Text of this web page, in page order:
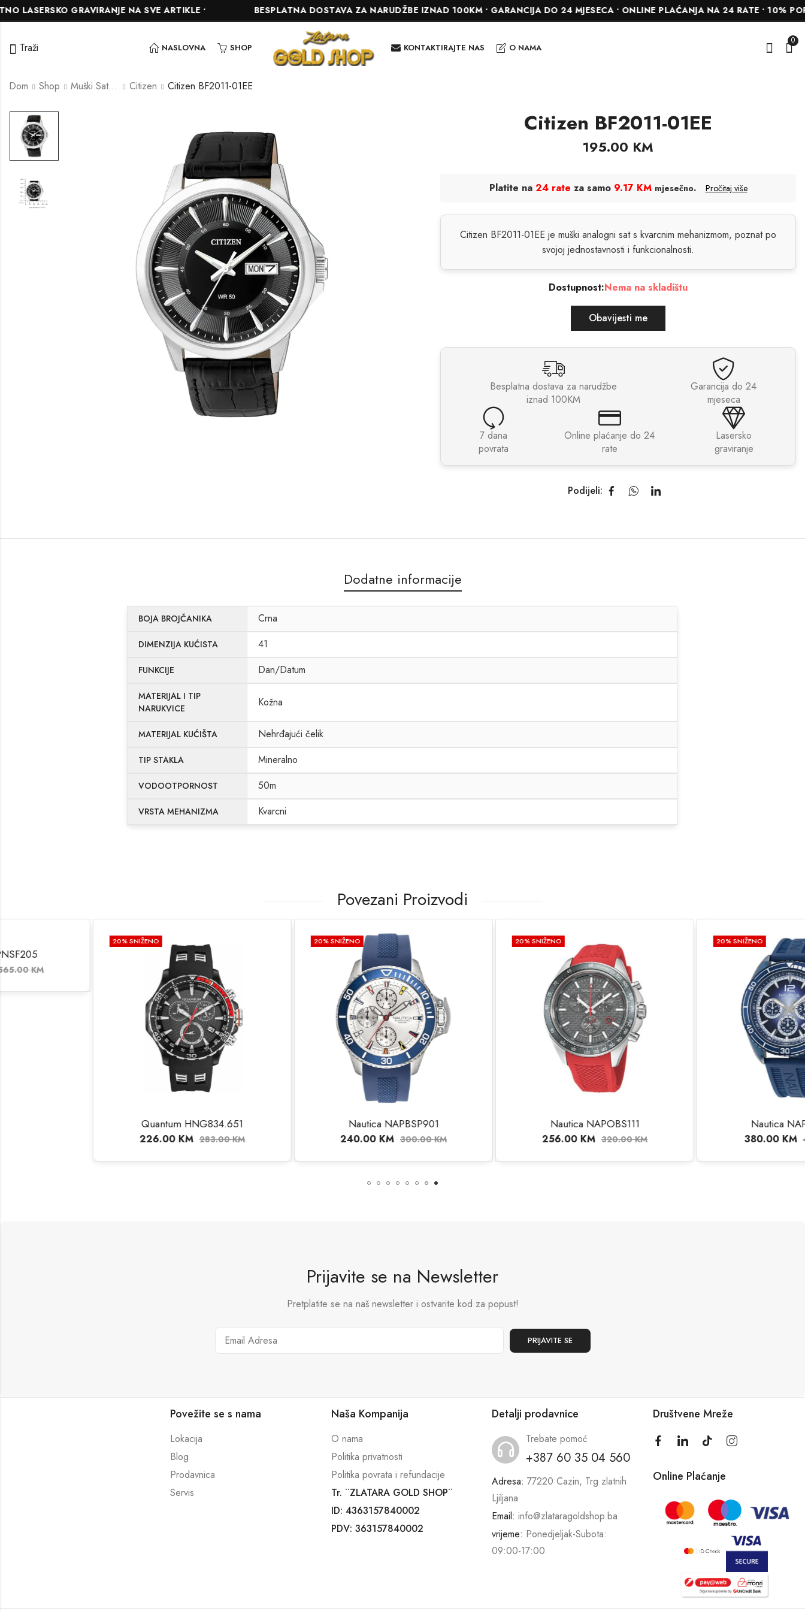
GRAVIRANJE NA SVE ARTIKLE • BESPLATNA DOSTAVA ZA NARUDŽBE IZNAD 100KM • GARANCIJA DO 24 MJESECA • ONLINE PLAĆANJA NA 24 RATE • 10%
Traži NASLOVNA SHOP KONTAKTIRAJTE NAS O NAMA
0
Dom Shop Muški Satovi Citizen Citizen BF2011-01EE
Citizen BF2011-51AE
Citizen BF2011-01EE
195.00 KM
Platite na 24 rate za samo 9.17 KM mjesečno. Pročitaj više
Citizen BF2011-01EE je muški analogni sat s kvarcnim mehanizmom, poznat po
svojoj jednostavnosti i funkcionalnosti.
Dostupnost:Nema na skladištu
Obavijesti me
Besplatna dostava za narudžbe
iznad 100KM
Garancija do 24
mjeseca
7 dana
povrata
Online plaćanje do 24
rate
Lasersko
graviranje
Podijeli:
Dodatne informacije
BOJA BROJČANIKA Crna
DIMENZIJA KUĆISTA 41
FUNKCIJE Dan/Datum
MATERIJAL I TIP
NARUKVICE
Kožna
MATERIJAL KUĆIŠTA Nehrđajući čelik
TIP STAKLA Mineralno
VODOOTPORNOST 50m
VRSTA MEHANIZMA Kvarcni
Povezani Proizvodi
Quantum HNG834.651
283.00KM 300.00KM 320.00KM KM
Prijavite se na Newsletter
Pretplatite se na naš newsletter i ostvarite kod za popust!
Povežite se s nama
Lokacija
Blog
Prodavnica
Servis
Naša Kompanija
O nama
Politika privatnosti
Politika povrata i refundacije
Tr. ¨ZLATARA GOLD SHOP¨
ID: 4363157840002
PDV: 363157840002
Detalji prodavnice
Trebate pomoć
+387 60 35 04 560
Adresa: 77220 Cazin, Trg zlatnih
Ljiljana
Email: info@zlataragoldshop.ba
vrijeme: Ponedjeljak-Subota:
09:00-17:00
Društvene Mreže
Online Plaćanje